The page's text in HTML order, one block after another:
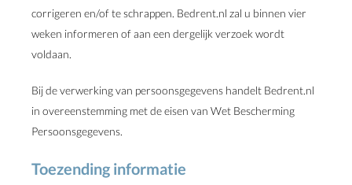
corrigeren en/of te schrappen. Bedrent.nl zal u binnen vier
weken informeren of aan een dergelijk verzoek wordt
voldaan.
Bij de verwerking van persoonsgegevens handelt Bedrent.nl
in overeenstemming met de eisen van Wet Bescherming
Persoonsgegevens.
Toezending informatie